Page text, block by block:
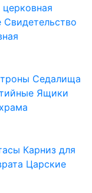
Свидетельство
Седалища
Ящики
Карниз для
Царские